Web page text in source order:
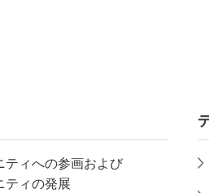
ティへの参画および
ティの発展